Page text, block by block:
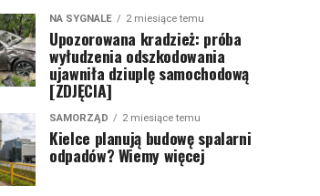
NA SYGNALE 2 miesiące temu
Upozorowana kradzież: próba
wyłudzenia odszkodowania
ujawniła dziuplę samochodową
[ZDJĘCIA]
SAMORZĄD 2 miesiące temu
Kielce planują budowę spalarni
odpadów? Wiemy więcej